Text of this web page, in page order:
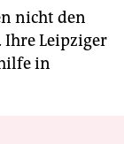
nicht den
Ihre Leipziger
in